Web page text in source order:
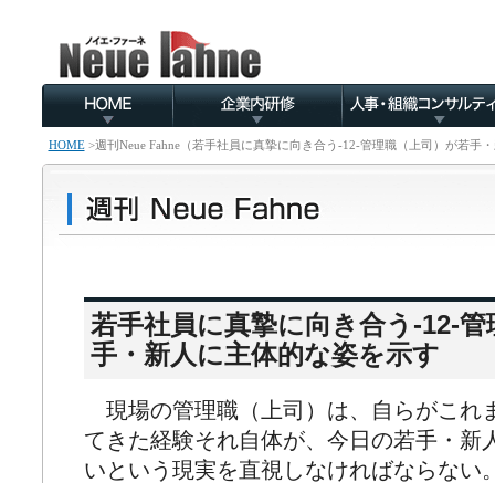
HOME>週刊Neue Fahne（若手社員に真摯に向き合う-12-管理職（上司）が若手
若手社員に真摯に向き合う-12-
手・新人に主体的な姿を示す
現場の管理職（上司）は、自らがこれ
てきた経験それ自体が、今日の若手・新
いという現実を直視しなければならない